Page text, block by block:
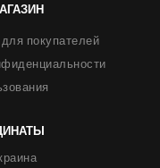
покупателей